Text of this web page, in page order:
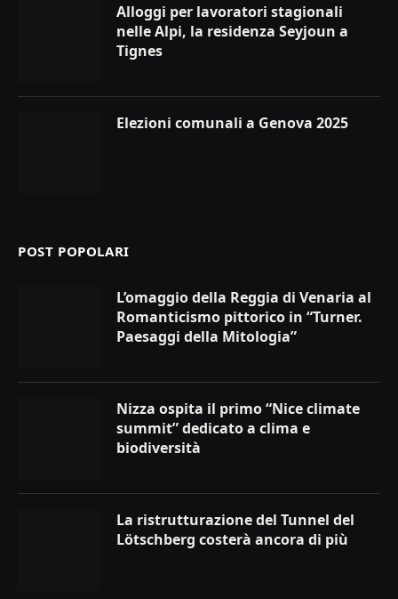
Alloggi per lavoratori stagionali
nelle Alpi, la residenza Seyjoun a
Tignes
Elezioni comunali a Genova 2025
POST POPOLARI
L’omaggio della Reggia di Venaria al
Romanticismo pittorico in “Turner.
Paesaggi della Mitologia”
Nizza ospita il primo “Nice climate
summit” dedicato a clima e
biodiversità
La ristrutturazione del Tunnel del
Lötschberg costerà ancora di più